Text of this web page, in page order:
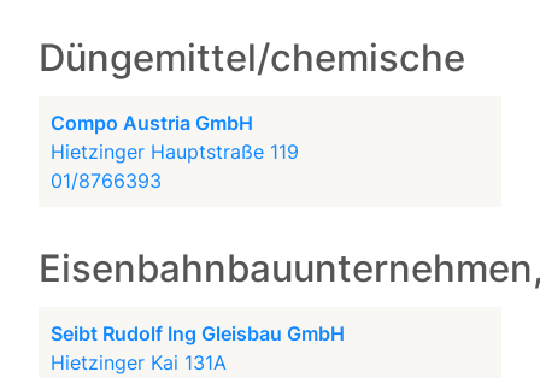
Düngemittel/chemische
Compo Austria GmbH
Hietzinger Hauptstraße 119
01/8766393
Seibt Rudolf Ing Gleisbau GmbH
Hietzinger Kai 131A